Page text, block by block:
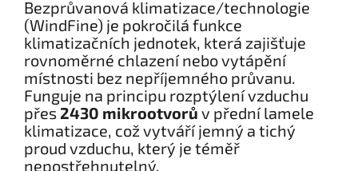
Bezprůvanová klimatizace/technologie
(WindFine) je pokročilá funkce
klimatizačních jednotek, která zajišťuje
rovnoměrné chlazení nebo vytápění
místnosti bez nepříjemného průvanu.
Funguje na principu rozptýlení vzduchu
přes2430 mikrootvorů v přední lamele
klimatizace, což vytváří jemný a tichý
proud vzduchu, který je téměř
nepostřehnutelný.